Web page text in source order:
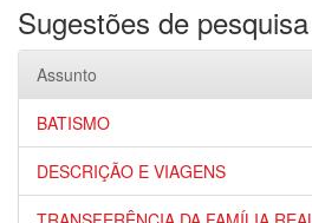
Sugestões de pesquisa
Assunto
BATISMO
DESCRIÇÃO E VIAGENS